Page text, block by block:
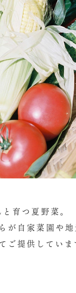
育つ夏野菜。
が自家菜園や
ご提供してい